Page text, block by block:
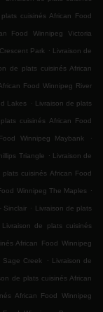
cuisinés African Food
Food Winnipeg Victoria
Park . Livraison de
de plats cuisinés African
Food Winnipeg River
Lakes . Livraison de plats
cuisinés African Food
Winnipeg Maybank .
Triangle . Livraison de
plats cuisinés African Food
Winnipeg The Maples .
Sinclair . Livraison de plats
Livraison de plats cuisinés
African Food Winnipeg
Sage Creek . Livraison de
de plats cuisinés African
African Food Winnipeg